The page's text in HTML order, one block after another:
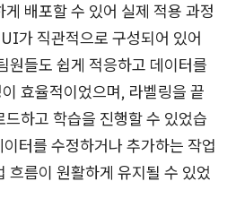
배포할 수 있어 실제 적용 과정
가 직관적으로 구성되어 있어
원들도 쉽게 적응하고 데이터를
효율적이었으며, 라벨링을 끝
하고 학습을 진행할 수 있었습
터를 수정하거나 추가하는 작업
흐름이 원활하게 유지될 수 있었